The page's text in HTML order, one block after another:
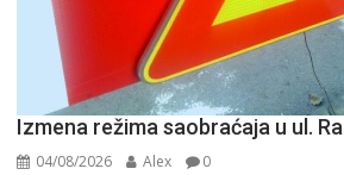
Izmena režima saobraćaja u ul.
04/08/2026 Alex 0